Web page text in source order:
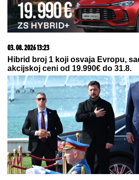
15. 07. 2026 07:44
Većina građana izgubi novac pre
letovanje - ovih 7 troškova skoro